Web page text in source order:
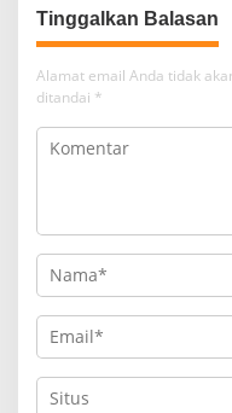
Tinggalkan Balasan
Alamat email Anda tidak
ditandai *